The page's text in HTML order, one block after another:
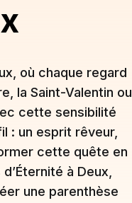
où chaque regard
la Saint-Valentin ou
cette sensibilité
: un esprit rêveur,
cette quête en
à Deux,
une parenthèse